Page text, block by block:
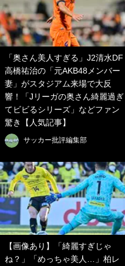
「奥さん美人すぎる」J2清水DF
高橋祐治の「元AKB48メンバー
妻」がスタジアム来場で大反
響！「Jリーガの奥さん綺麗過ぎ
てビビるシリーズ」などファン
驚き【人気記事】
サッカー批評編集部
【画像あり】「綺麗すぎじゃ
ね？」「めっちゃ美人…」柏レ